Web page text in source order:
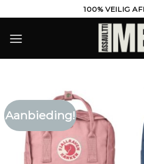
naar
inhoud
100% VEILIG
Aanbieding!